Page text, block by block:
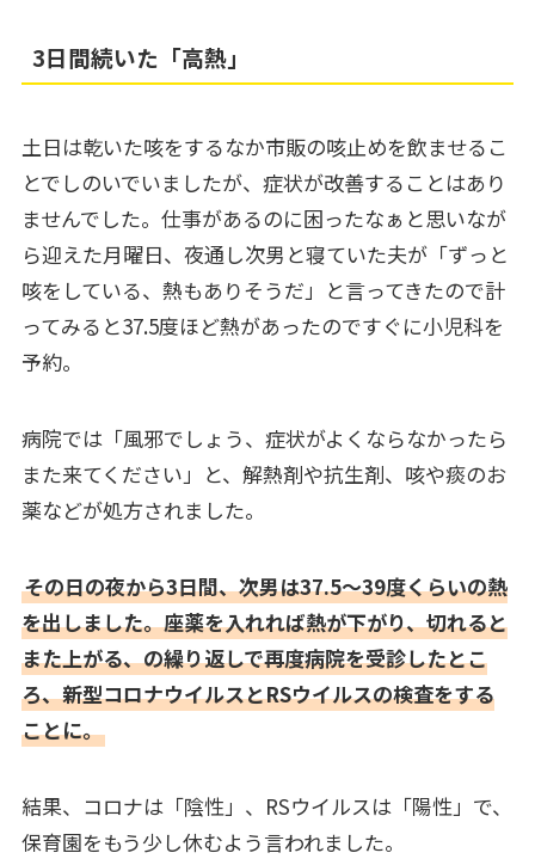
3日間続いた「高熱」
土日は乾いた咳をするなか市販の咳止めを飲ませるこ
とでしのいでいましたが、症状が改善することはあり
ませんでした。仕事があるのに困ったなぁと思いなが
ら迎えた月曜日、夜通し次男と寝ていた夫が「ずっと
咳をしている、熱もありそうだ」と言ってきたので計
ってみると37.5度ほど熱があったのですぐに小児科を
予約。
病院では「風邪でしょう、症状がよくならなかったら
また来てください」と、解熱剤や抗生剤、咳や痰のお
薬などが処方されました。
その日の夜から3日間、次男は37.5～39度くらいの熱
を出しました。座薬を入れれば熱が下がり、切れると
また上がる、の繰り返しで再度病院を受診したとこ
ろ、新型コロナウイルスとRSウイルスの検査をする
ことに。
結果、コロナは「陰性」、RSウイルスは「陽性」で、
保育園をもう少し休むよう言われました。